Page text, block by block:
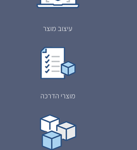
עיצוב מוצר
מוצרי הדרכה